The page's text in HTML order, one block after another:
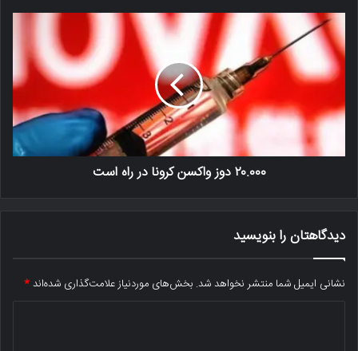
۲۰.۰۰۰ دوز واکسن کرونا در راه است
دیدگاهتان را بنویسید
نشانی ایمیل شما منتشر نخواهد شد. بخش‌های موردنیاز علامت‌گذاری شده‌اند*